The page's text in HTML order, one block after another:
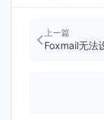
上一篇
Foxmail无法